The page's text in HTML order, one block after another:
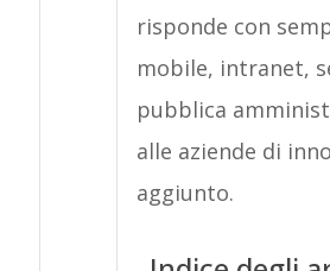
risponde con
mobile, intranet,
pubblica
alle aziende di
aggiunto.